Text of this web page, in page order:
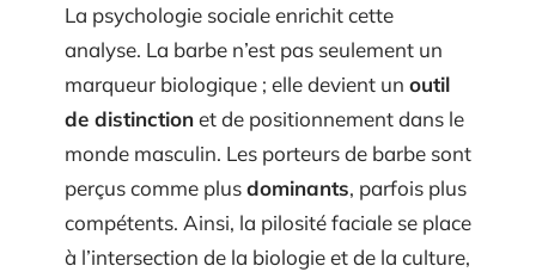
La psychologie sociale enrichit cette
analyse. La barbe n’est pas seulement un
marqueur biologique ; elle devient un outil
de distinctionet de positionnement dans le
monde masculin. Les porteurs de barbe sont
perçus comme plusdominants, parfois plus
compétents. Ainsi, la pilosité faciale se place
à l’intersection de la biologie et de la culture,